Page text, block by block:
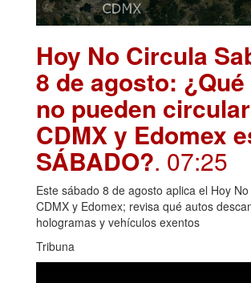
Hoy No Circula
8 de agosto:
no pueden
CDMX y Edomex
SÁBADO?. 07:25
Este sábado 8 de agosto aplica el Hoy
CDMX y Edomex; revisa qué autos
hologramas y vehículos exentos
Tribuna